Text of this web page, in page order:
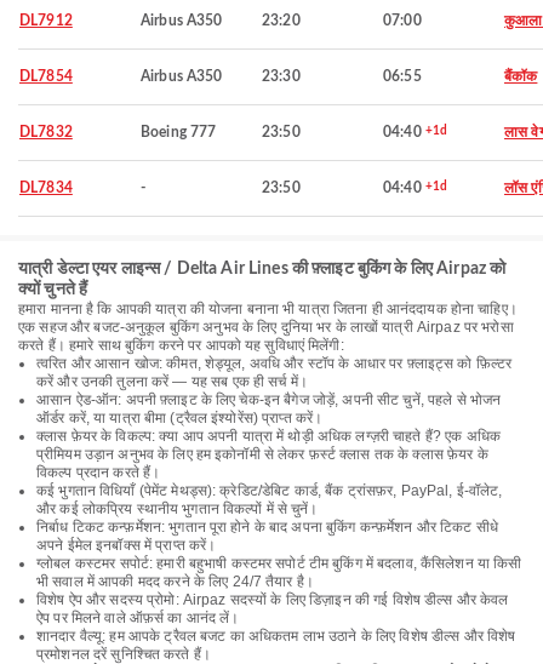
DL7912 Airbus A350 23:20 07:00 कुआला
DL7854 Airbus A350 23:30 06:55 बैंकॉक
DL7832 Boeing 777 23:50 04:40 +1d लास
DL7834 - 23:50 04:40 +1d लॉस
यात्री डेल्टा एयर लाइन्स / Delta Air Lines की फ़्लाइट बुकिंग के लिए Airpaz को
क्यों चुनते हैं
हमारा मानना है कि आपकी यात्रा की योजना बनाना भी यात्रा जितना ही आनंददायक होना चाहिए।
एक सहज और बजट-अनुकूल बुकिंग अनुभव के लिए दुनिया भर के लाखों यात्री Airpaz पर भरोसा
करते हैं। हमारे साथ बुकिंग करने पर आपको यह सुविधाएं मिलेंगी:
त्वरित और आसान खोज: कीमत, शेड्यूल, अवधि और स्टॉप के आधार पर फ़्लाइट्स को फ़िल्टर
करें और उनकी तुलना करें — यह सब एक ही सर्च में।
आसान ऐड-ऑन: अपनी फ़्लाइट के लिए चेक-इन बैगेज जोड़ें, अपनी सीट चुनें, पहले से भोजन
ऑर्डर करें, या यात्रा बीमा (ट्रैवल इंश्योरेंस) प्राप्त करें।
क्लास फ़ेयर के विकल्प: क्या आप अपनी यात्रा में थोड़ी अधिक लग्ज़री चाहते हैं? एक अधिक
प्रीमियम उड़ान अनुभव के लिए हम इकोनॉमी से लेकर फ़र्स्ट क्लास तक के क्लास फ़ेयर के
विकल्प प्रदान करते हैं।
कई भुगतान विधियाँ (पेमेंट मेथड्स): क्रेडिट/डेबिट कार्ड, बैंक ट्रांसफ़र, PayPal, ई-वॉलेट,
और कई लोकप्रिय स्थानीय भुगतान विकल्पों में से चुनें।
निर्बाध टिकट कन्फ़र्मेशन: भुगतान पूरा होने के बाद अपना बुकिंग कन्फ़र्मेशन और टिकट सीधे
अपने ईमेल इनबॉक्स में प्राप्त करें।
ग्लोबल कस्टमर सपोर्ट: हमारी बहुभाषी कस्टमर सपोर्ट टीम बुकिंग में बदलाव, कैंसिलेशन या किसी
भी सवाल में आपकी मदद करने के लिए 24/7 तैयार है।
विशेष ऐप और सदस्य प्रोमो: Airpaz सदस्यों के लिए डिज़ाइन की गई विशेष डील्स और केवल
ऐप पर मिलने वाले ऑफ़र्स का आनंद लें।
शानदार वैल्यू: हम आपके ट्रैवल बजट का अधिकतम लाभ उठाने के लिए विशेष डील्स और विशेष
प्रमोशनल दरें सुनिश्चित करते हैं।